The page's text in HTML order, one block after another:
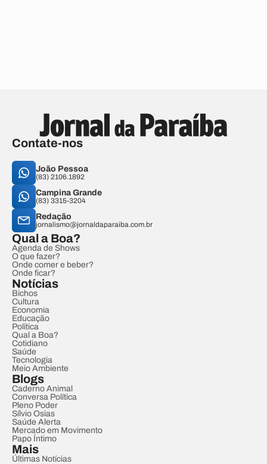
Contate-nos
João Pessoa
(83) 2106.1892
Campina Grande
(83) 3315-3204
Redação
jornalismo@jornaldaparaiba.com.br
Qual a Boa?
Agenda de Shows
O que fazer?
Onde comer e beber?
Onde ficar?
Notícias
Bichos
Cultura
Economia
Educação
Política
Qual a Boa?
Cotidiano
Saúde
Tecnologia
Meio Ambiente
Blogs
Caderno Animal
Conversa Política
Pleno Poder
Sílvio Osias
Saúde Alerta
Mercado em Movimento
Papo Íntimo
Mais
Últimas Notícias